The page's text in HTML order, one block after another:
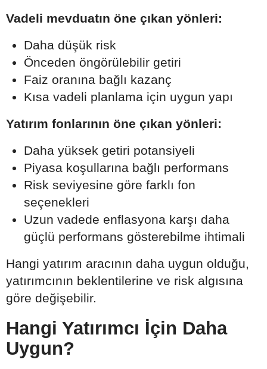
Vadeli mevduatın öne çıkan yönleri:
Daha düşük risk
Önceden öngörülebilir getiri
Faiz oranına bağlı kazanç
Kısa vadeli planlama için uygun yapı
Yatırım fonlarının öne çıkan yönleri:
Daha yüksek getiri potansiyeli
Piyasa koşullarına bağlı performans
Risk seviyesine göre farklı fon
seçenekleri
Uzun vadede enflasyona karşı daha
güçlü performans gösterebilme ihtimali
Hangi yatırım aracının daha uygun olduğu,
yatırımcının beklentilerine ve risk algısına
göre değişebilir.
Hangi Yatırımcı İçin Daha
Uygun?